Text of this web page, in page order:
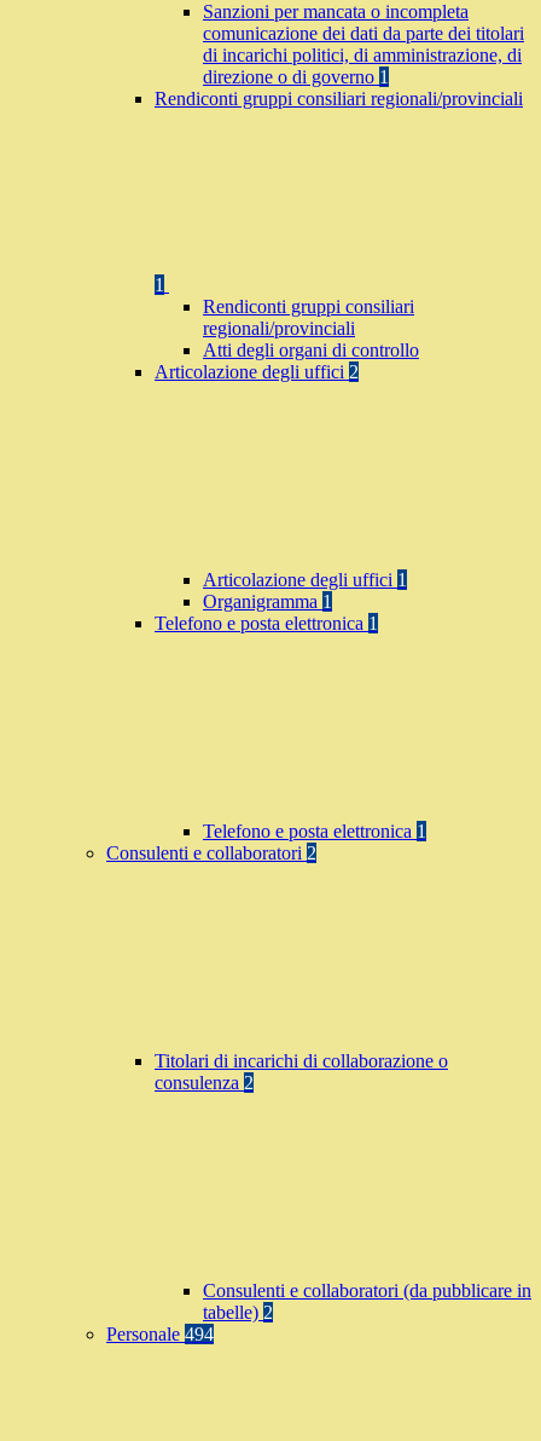
Sanzioni per mancata o incompleta
comunicazione dei dati da parte dei titolari
di incarichi politici, di amministrazione, di
direzione o di governo 1
Rendiconti gruppi consiliari regionali/provinciali
1
Rendiconti gruppi consiliari
regionali/provinciali
Atti degli organi di controllo
Articolazione degli uffici 2
Articolazione degli uffici 1
Organigramma 1
Telefono e posta elettronica 1
Telefono e posta elettronica 1
Consulenti e collaboratori 2
Titolari di incarichi di collaborazione o
consulenza 2
Consulenti e collaboratori (da pubblicare in
tabelle) 2
Personale 494